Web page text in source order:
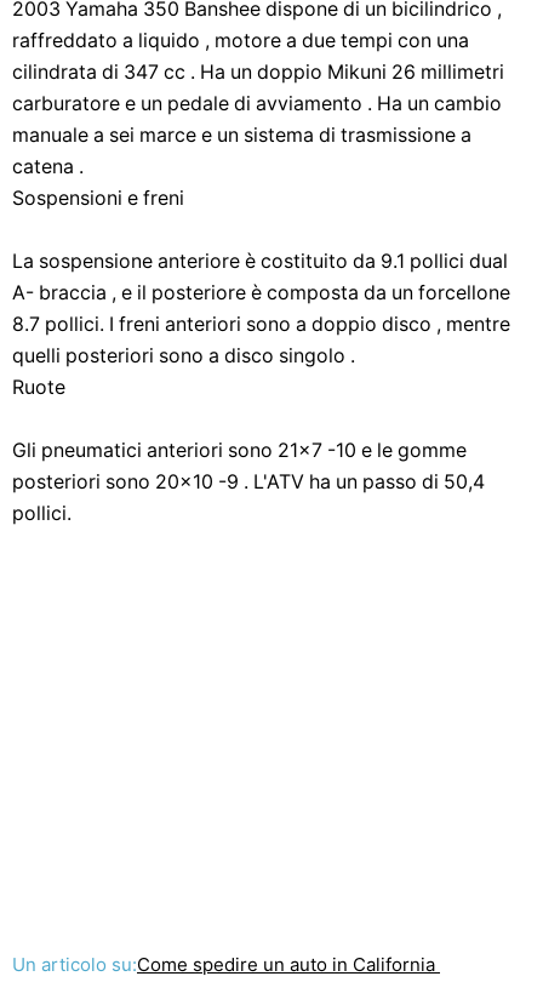
2003 Yamaha 350 Banshee dispone di un bicilindrico ,
raffreddato a liquido , motore a due tempi con una
cilindrata di 347 cc . Ha un doppio Mikuni 26 millimetri
carburatore e un pedale di avviamento . Ha un cambio
manuale a sei marce e un sistema di trasmissione a
catena .
Sospensioni e freni
La sospensione anteriore è costituito da 9.1 pollici dual
A- braccia , e il posteriore è composta da un forcellone
8.7 pollici. I freni anteriori sono a doppio disco , mentre
quelli posteriori sono a disco singolo .
Ruote
Gli pneumatici anteriori sono 21x7 -10 e le gomme
posteriori sono 20x10 -9 . L'ATV ha un passo di 50,4
pollici.
Un articolo su:Come spedire un auto in California